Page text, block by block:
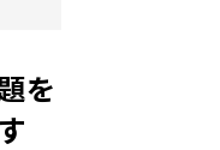
を